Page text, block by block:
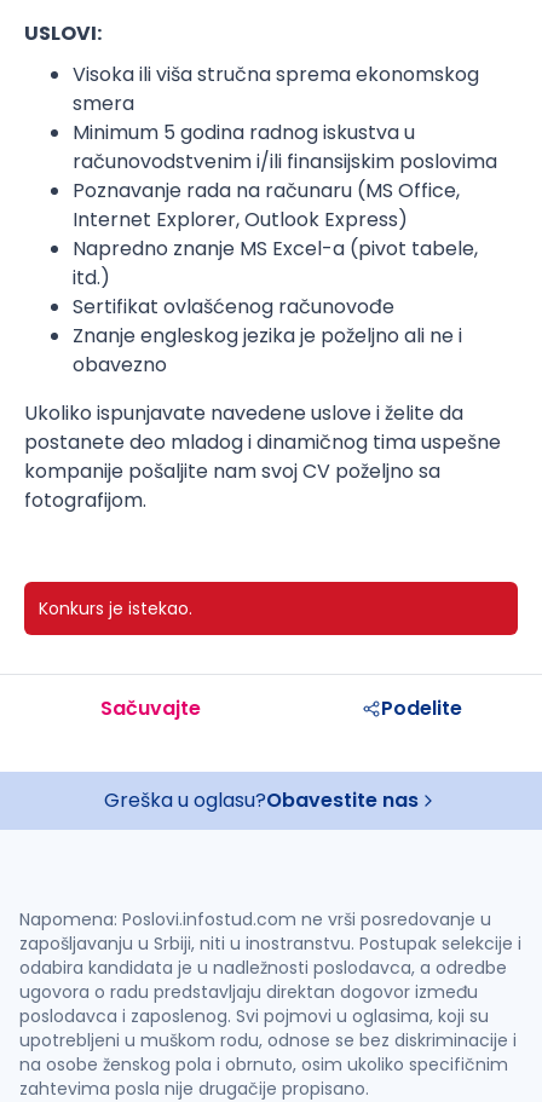
USLOVI:
Visoka ili viša stručna sprema ekonomskog
smera
Minimum 5 godina radnog iskustva u
računovodstvenim i/ili finansijskim poslovima
Poznavanje rada na računaru (MS Office,
Internet Explorer, Outlook Express)
Napredno znanje MS Excel-a (pivot tabele,
itd.)
Sertifikat ovlašćenog računovođe
Znanje engleskog jezika je poželjno ali ne i
obavezno
Ukoliko ispunjavate navedene uslove i želite da
postanete deo mladog i dinamičnog tima uspešne
kompanije pošaljite nam svoj CV poželjno sa
fotografijom.
Konkurs je istekao.
Sačuvajte Podelite
Greška u oglasu?Obavestite nas
Napomena: Poslovi.infostud.com ne vrši posredovanje u
zapošljavanju u Srbiji, niti u inostranstvu. Postupak selekcije i
odabira kandidata je u nadležnosti poslodavca, a odredbe
ugovora o radu predstavljaju direktan dogovor između
poslodavca i zaposlenog. Svi pojmovi u oglasima, koji su
upotrebljeni u muškom rodu, odnose se bez diskriminacije i
na osobe ženskog pola i obrnuto, osim ukoliko specifičnim
zahtevima posla nije drugačije propisano.